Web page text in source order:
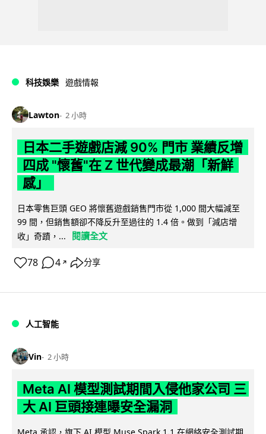
科技娛樂 遊戲情報
Lawton 2 小時
日本二手遊戲店減 90% 門市 業績反增
四成 "懷舊"在 Z 世代變成最潮「新鮮
感」
日本零售巨頭 GEO 將懷舊遊戲銷售門市從 1,000 間大幅減至
99 間，但銷售額卻不降反升至過往的 1.4 倍。做到「減店增
收」奇蹟，...
閱讀全文
78 4 ↗ 分享
人工智能
Vin 2 小時
Meta AI 模型測試期間入侵他家公司 三
大 AI 巨頭接連曝安全漏洞